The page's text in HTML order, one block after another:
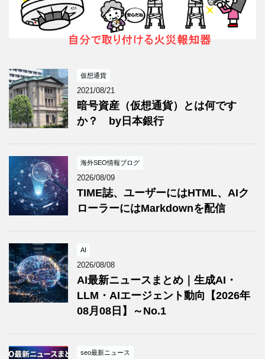
仮想通貨
2021/08/21
暗号資産（仮想通貨）とは何です
か？ by日本銀行
海外SEO情報ブログ
2026/08/09
TIME誌、ユーザーにはHTML、AIク
ローラーにはMarkdownを配信
AI
2026/08/08
AI最新ニュースまとめ｜生成AI・
LLM・AIエージェント動向【2026年
08月08日】～No.1
seo最新ニュース